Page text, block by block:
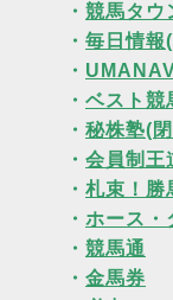
・ 競馬タウ
・ 毎日情
・
・ ベスト競
・ 秘株塾(
・ 会員制王
・ 札束！勝
・ ホース・
・ 競馬通
・ 金馬券